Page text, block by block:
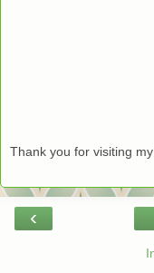
Thank you for visiting
‹